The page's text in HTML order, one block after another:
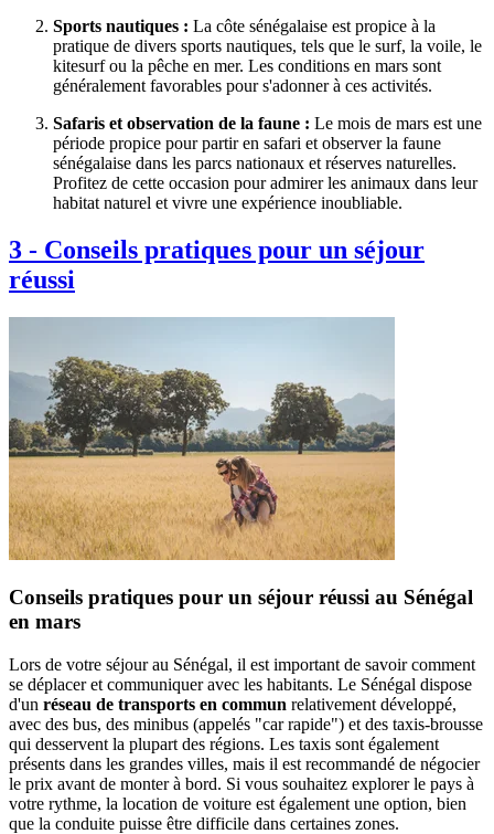
Sports nautiques : La côte sénégalaise est propice à la
pratique de divers sports nautiques, tels que le surf, la voile, le
kitesurf ou la pêche en mer. Les conditions en mars sont
généralement favorables pour s'adonner à ces activités.
Safaris et observation de la faune : Le mois de mars est une
période propice pour partir en safari et observer la faune
sénégalaise dans les parcs nationaux et réserves naturelles.
Profitez de cette occasion pour admirer les animaux dans leur
habitat naturel et vivre une expérience inoubliable.
3 - Conseils pratiques pour un séjour
réussi
Conseils pratiques pour un séjour réussi au Sénégal
en mars
Lors de votre séjour au Sénégal, il est important de savoir comment
se déplacer et communiquer avec les habitants. Le Sénégal dispose
d'un réseau de transports en commun relativement développé,
avec des bus, des minibus (appelés "car rapide") et des taxis-brousse
qui desservent la plupart des régions. Les taxis sont également
présents dans les grandes villes, mais il est recommandé de négocier
le prix avant de monter à bord. Si vous souhaitez explorer le pays à
votre rythme, la location de voiture est également une option, bien
que la conduite puisse être difficile dans certaines zones.